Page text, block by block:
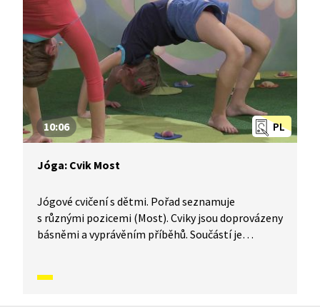
PL
10:06
Jóga: Cvik Most
Jógové cvičení s dětmi. Pořad seznamuje
s různými pozicemi (Most). Cviky jsou doprovázeny
básněmi a vyprávěním příběhů. Součástí je